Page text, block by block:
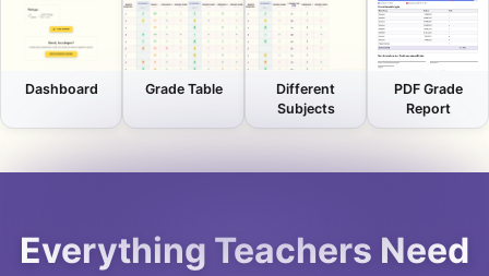
Dashboard Grade Table
Different
Subjects
PDF Grade
Report
Everything Teachers Need